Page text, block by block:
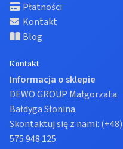
Płatności
Kontakt
Blog
Kontakt
Informacja o sklepie
DEWO GROUP Małgorzata
Bałdyga Słonina
Skontaktuj się z nami: (+48)
575 948 125